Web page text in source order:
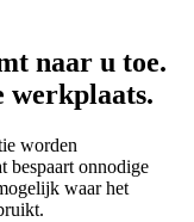
naar u toe.
werkplaats.
worden
bespaart onnodige
waar het